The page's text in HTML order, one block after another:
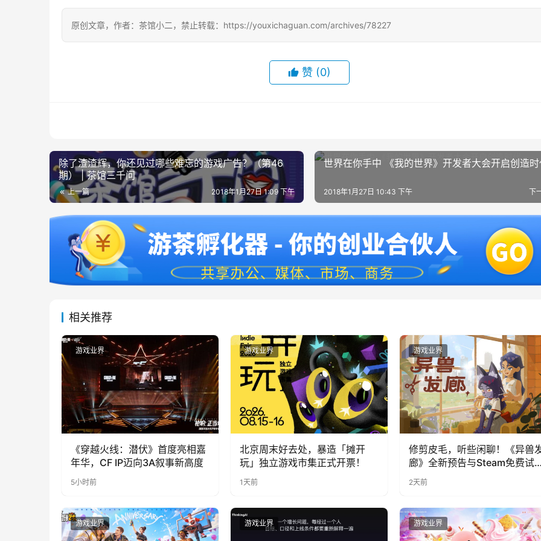
原创文章，作者：茶馆小二，禁止转载：https://youxichaguan.com/archives/78227
赞 (0)
除了渣渣辉，你还见过哪些难忘的游戏广告？（第46
期） | 茶馆三千问
上一篇 2018年1月27日 1:09 下午
世界在你手中 《我的世界》开发者大会开启创造时
下
2018年1月27日 10:43 下午
相关推荐
游戏业界
《穿越火线：潜伏》首度亮相嘉
年华，CF IP迈向3A叙事新高度
5小时前
游戏业界
北京周末好去处，暴造「摊开
玩」独立游戏市集正式开票！
1天前
游戏业界
修剪皮毛，听些闲聊！《异兽
廊》全新预告与Steam免费试
公开
2天前
游戏业界 游戏业界 游戏业界